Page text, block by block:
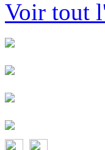
Voir tout